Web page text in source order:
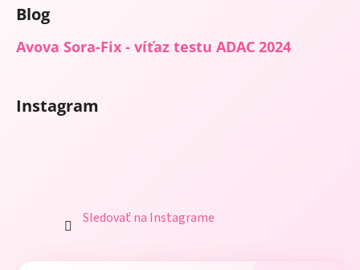
Blog
Avova Sora-Fix - víťaz testu ADAC 2024
Instagram
Sledovať na Instagrame